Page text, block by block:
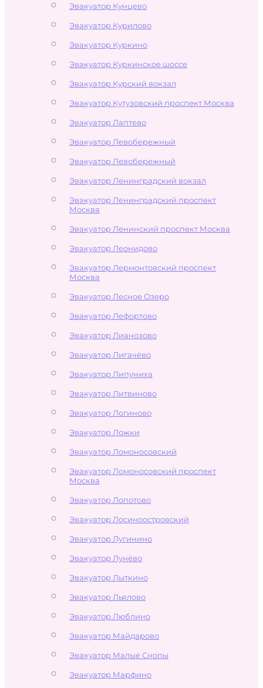
Эвакуатор Кунцево
Эвакуатор Курилово
Эвакуатор Куркино
Эвакуатор Куркинское шоссе
Эвакуатор Курский вокзал
Эвакуатор Кутузовский проспект Москва
Эвакуатор Лаптево
Эвакуатор Левобережный
Эвакуатор Левобережный
Эвакуатор Ленинградский вокзал
Эвакуатор Ленинградский проспект
Москва
Эвакуатор Ленинский проспект Москва
Эвакуатор Леонидово
Эвакуатор Лермонтовский проспект
Москва
Эвакуатор Лесное Озеро
Эвакуатор Лефортово
Эвакуатор Лианозово
Эвакуатор Лигачёво
Эвакуатор Липуниха
Эвакуатор Литвиново
Эвакуатор Логиново
Эвакуатор Ложки
Эвакуатор Ломоносовский
Эвакуатор Ломоносовский проспект
Москва
Эвакуатор Лопотово
Эвакуатор Лосиноостровский
Эвакуатор Лугинино
Эвакуатор Лунёво
Эвакуатор Лыткино
Эвакуатор Льялово
Эвакуатор Люблино
Эвакуатор Майдарово
Эвакуатор Малые Снопы
Эвакуатор Марфино